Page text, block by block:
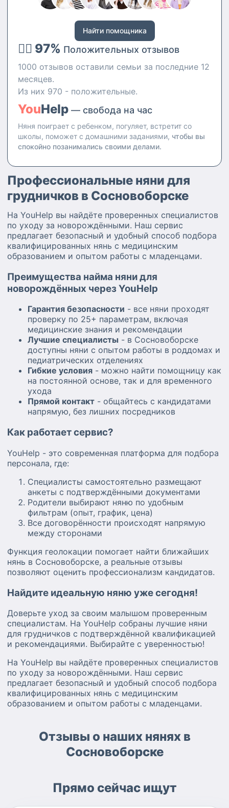
Найти помощника
👍🏻 97% Положительных отзывов
1000 отзывов оставили семьи за последние 12
месяцев.
Из них 970 - положительные.
YouHelp — свобода на час
Няня поиграет с ребенком, погуляет, встретит со
школы, поможет с домашними заданиями, чтобы вы
спокойно позанимались своими делами.
Профессиональные няни для
грудничков в Сосновоборске
На YouHelp вы найдёте проверенных специалистов
по уходу за новорождёнными. Наш сервис
предлагает безопасный и удобный способ подбора
квалифицированных нянь с медицинским
образованием и опытом работы с младенцами.
Преимущества найма няни для
новорождённых через YouHelp
Гарантия безопасности - все няни проходят
проверку по 25+ параметрам, включая
медицинские знания и рекомендации
Лучшие специалисты - в Сосновоборске
доступны няни с опытом работы в роддомах и
педиатрических отделениях
Гибкие условия - можно найти помощницу как
на постоянной основе, так и для временного
ухода
Прямой контакт - общайтесь с кандидатами
напрямую, без лишних посредников
Как работает сервис?
YouHelp - это современная платформа для подбора
персонала, где:
Специалисты самостоятельно размещают
анкеты с подтверждёнными документами
Родители выбирают няню по удобным
фильтрам (опыт, график, цена)
Все договорённости происходят напрямую
между сторонами
Функция геолокации помогает найти ближайших
нянь в Сосновоборске, а реальные отзывы
позволяют оценить профессионализм кандидатов.
Найдите идеальную няню уже сегодня!
Доверьте уход за своим малышом проверенным
специалистам. На YouHelp собраны лучшие няни
для грудничков с подтверждённой квалификацией
и рекомендациями. Выбирайте с уверенностью!
На YouHelp вы найдёте проверенных специалистов
по уходу за новорождёнными. Наш сервис
предлагает безопасный и удобный способ подбора
квалифицированных нянь с медицинским
образованием и опытом работы с младенцами.
Отзывы о наших нянях в
Сосновоборске
Прямо сейчас ищут